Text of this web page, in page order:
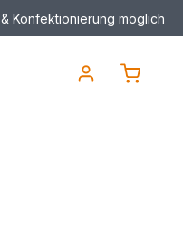
Konfektionierung möglich